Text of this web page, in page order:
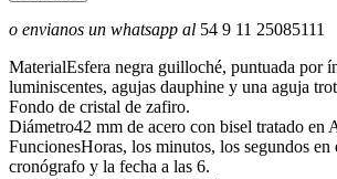
o envianos un whatsapp al 54 9 11 25085111
MaterialEsfera negra guilloché, puntuada por
luminiscentes, agujas dauphine y una aguja
Fondo de cristal de zafiro.
Diámetro42 mm de acero con bisel tratado en
FuncionesHoras, los minutos, los segundos en
cronógrafo y la fecha a las 6.